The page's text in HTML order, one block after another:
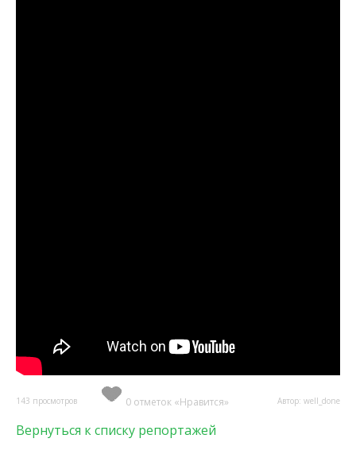
143 просмотров 0 отметок «Нравится» Автор: well_done
Вернуться к списку репортажей